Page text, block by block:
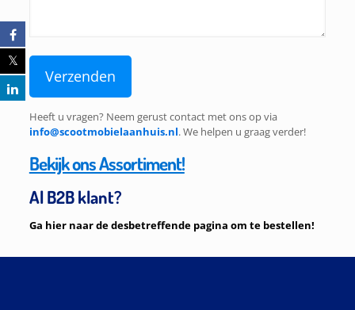
Heeft u vragen? Neem gerust contact met ons op via
info@scootmobielaanhuis.nl. We helpen u graag verder!
Bekijk ons Assortiment!
Al B2B klant?
Ga hier naar de desbetreffende pagina om te bestellen!